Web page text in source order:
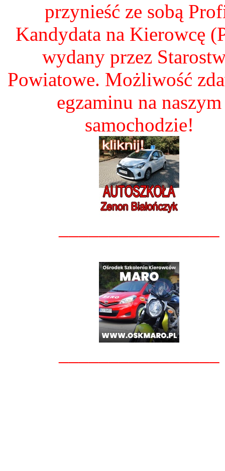
przynieść ze sobą
Kandydata na Kierowcę
wydany przez
Powiatowe. Możliwość
egzaminu na naszym
samochodzie!